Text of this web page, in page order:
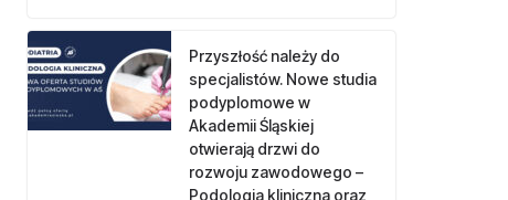
Przyszłość należy do
specjalistów. Nowe studia
podyplomowe w
Akademii Śląskiej
otwierają drzwi do
rozwoju zawodowego –
Podologia kliniczna oraz